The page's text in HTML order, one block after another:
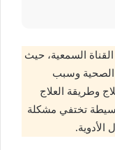
السمعية، حيث
الصحية وسبب
وطريقة العلاج
تختفي مشكلة
الأدوية.